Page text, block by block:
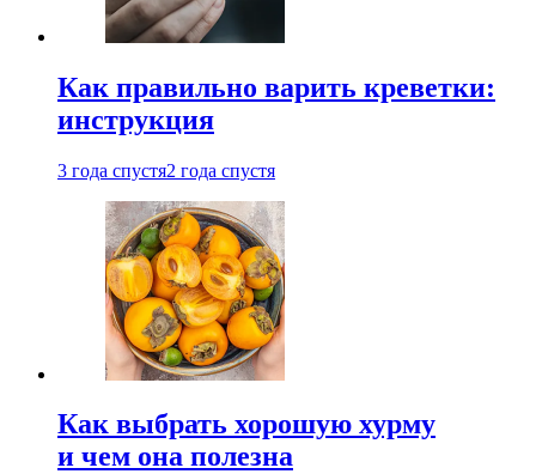
Как правильно варить креветки:
инструкция
3 года спустя2 года спустя
Как выбрать хорошую хурму
и чем она полезна